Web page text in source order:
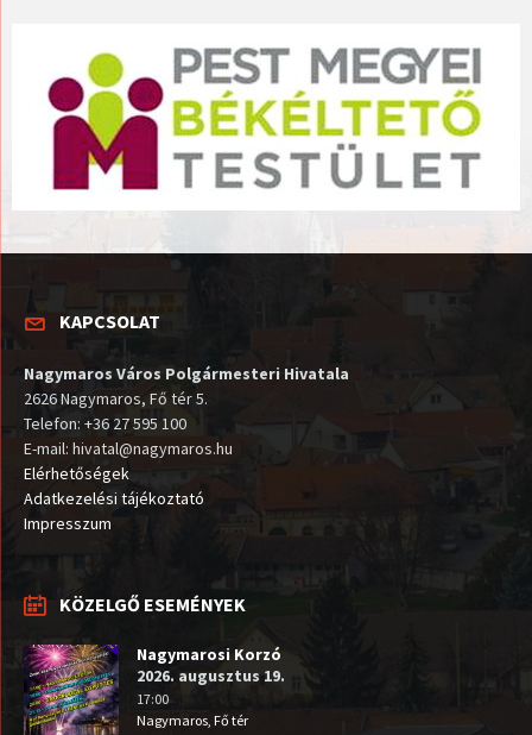
KAPCSOLAT
Nagymaros Város Polgármesteri Hivatala
2626 Nagymaros, Fő tér 5.
Telefon: +36 27 595 100
E-mail: hivatal@nagymaros.hu
Elérhetőségek
Adatkezelési tájékoztató
Impresszum
KÖZELGŐ ESEMÉNYEK
Nagymarosi Korzó
2026. augusztus 19.
17:00
Nagymaros, Fő tér